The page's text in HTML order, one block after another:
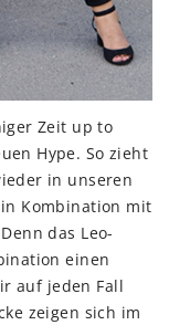
Zeit up to
Hype. So zieht
in unseren
Kombination mit
das Leo-
einen
auf jeden Fall
zeigen sich im